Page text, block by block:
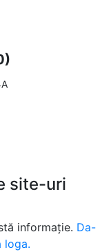
site-uri
informație. Da-
loga.